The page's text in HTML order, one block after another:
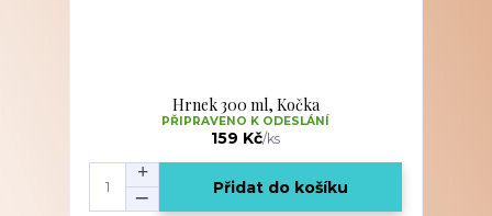
Hrnek 300 ml, Kočka
159 Kč/ks
PŘIPRAVENO K ODESLÁNÍ
Přidat do košíku